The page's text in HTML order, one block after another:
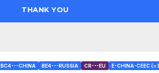
THANK YOU
BC4---CHINA BE4---RUSSIA CR---EU E-CHINA-CEEC (=